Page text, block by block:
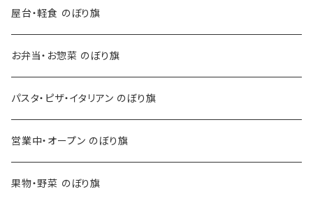
屋台・軽食 のぼり旗
お弁当・お惣菜 のぼり旗
パスタ・ピザ・イタリアン のぼり旗
営業中・オープン のぼり旗
果物・野菜 のぼり旗